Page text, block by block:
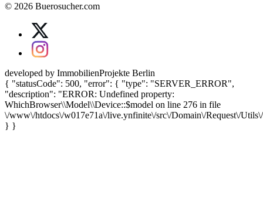
© 2026 Buerosucher.com
developed by ImmobilienProjekte Berlin
{ "statusCode": 500, "error": { "type": "SERVER_ERROR",
"description": "ERROR: Undefined property:
WhichBrowser\\Model\\Device::$model on line 276 in file
\/www\/htdocs\/w017e71a\/live.ynfinite\/src\/Domain\/Request\/
} }